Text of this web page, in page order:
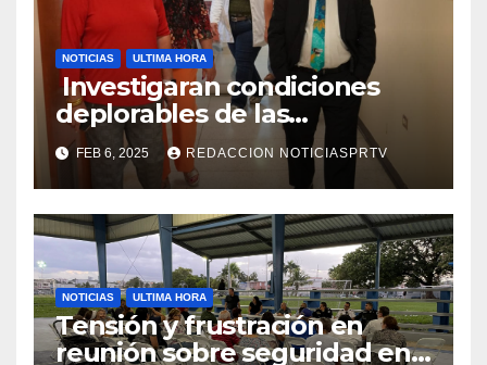
NOTICIAS ULTIMA HORA
Investigaran condiciones
deplorables de las
facilidades el Departamento
de la Salud en Mayagüez
FEB 6, 2025 REDACCION NOTICIASPRTV
NOTICIAS ULTIMA HORA
Tensión y frustración en
reunión sobre seguridad en